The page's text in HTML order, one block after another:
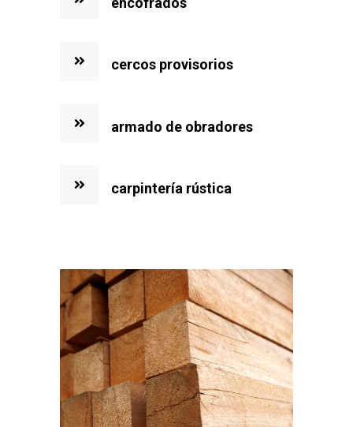
cercos provisorios
armado de obradores
carpintería rústica